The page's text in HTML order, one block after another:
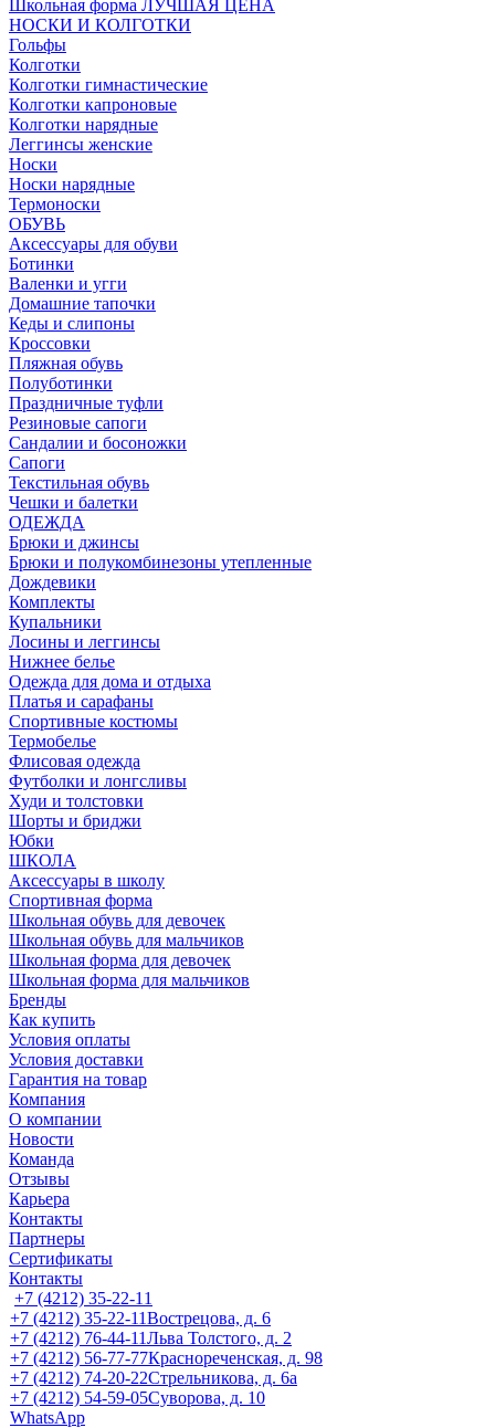
Школьная форма ЛУЧШАЯ ЦЕНА
НОСКИ И КОЛГОТКИ
Гольфы
Колготки
Колготки гимнастические
Колготки капроновые
Колготки нарядные
Леггинсы женские
Носки
Носки нарядные
Термоноски
ОБУВЬ
Аксессуары для обуви
Ботинки
Валенки и угги
Домашние тапочки
Кеды и слипоны
Кроссовки
Пляжная обувь
Полуботинки
Праздничные туфли
Резиновые сапоги
Сандалии и босоножки
Сапоги
Текстильная обувь
Чешки и балетки
ОДЕЖДА
Брюки и джинсы
Брюки и полукомбинезоны утепленные
Дождевики
Комплекты
Купальники
Лосины и леггинсы
Нижнее белье
Одежда для дома и отдыха
Платья и сарафаны
Спортивные костюмы
Термобелье
Флисовая одежда
Футболки и лонгсливы
Худи и толстовки
Шорты и бриджи
Юбки
ШКОЛА
Аксессуары в школу
Спортивная форма
Школьная обувь для девочек
Школьная обувь для мальчиков
Школьная форма для девочек
Школьная форма для мальчиков
Бренды
Как купить
Условия оплаты
Условия доставки
Гарантия на товар
Компания
О компании
Новости
Команда
Отзывы
Карьера
Контакты
Партнеры
Сертификаты
Контакты
+7 (4212) 35-22-11
+7 (4212) 35-22-11Вострецова, д. 6
+7 (4212) 76-44-11Льва Толстого, д. 2
+7 (4212) 56-77-77Краснореченская, д. 98
+7 (4212) 74-20-22Стрельникова, д. 6а
+7 (4212) 54-59-05Суворова, д. 10
WhatsApp